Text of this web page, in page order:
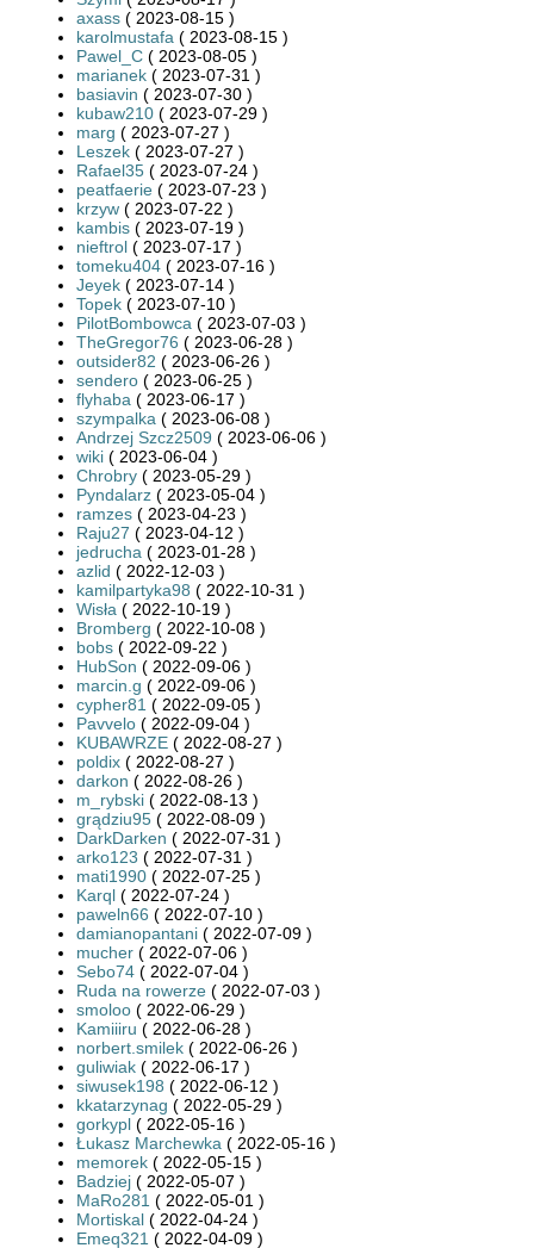
axass ( 2023-08-15 )
karolmustafa ( 2023-08-15 )
Pawel_C ( 2023-08-05 )
marianek ( 2023-07-31 )
basiavin ( 2023-07-30 )
kubaw210 ( 2023-07-29 )
marg ( 2023-07-27 )
Leszek ( 2023-07-27 )
Rafael35 ( 2023-07-24 )
peatfaerie ( 2023-07-23 )
krzyw ( 2023-07-22 )
kambis ( 2023-07-19 )
nieftrol ( 2023-07-17 )
tomeku404 ( 2023-07-16 )
Jeyek ( 2023-07-14 )
Topek ( 2023-07-10 )
PilotBombowca ( 2023-07-03 )
TheGregor76 ( 2023-06-28 )
outsider82 ( 2023-06-26 )
sendero ( 2023-06-25 )
flyhaba ( 2023-06-17 )
szympalka ( 2023-06-08 )
Andrzej Szcz2509 ( 2023-06-06 )
wiki ( 2023-06-04 )
Chrobry ( 2023-05-29 )
Pyndalarz ( 2023-05-04 )
ramzes ( 2023-04-23 )
Raju27 ( 2023-04-12 )
jedrucha ( 2023-01-28 )
azlid ( 2022-12-03 )
kamilpartyka98 ( 2022-10-31 )
Wisła ( 2022-10-19 )
Bromberg ( 2022-10-08 )
bobs ( 2022-09-22 )
HubSon ( 2022-09-06 )
marcin.g ( 2022-09-06 )
cypher81 ( 2022-09-05 )
Pavvelo ( 2022-09-04 )
KUBAWRZE ( 2022-08-27 )
poldix ( 2022-08-27 )
darkon ( 2022-08-26 )
m_rybski ( 2022-08-13 )
grądziu95 ( 2022-08-09 )
DarkDarken ( 2022-07-31 )
arko123 ( 2022-07-31 )
mati1990 ( 2022-07-25 )
Karql ( 2022-07-24 )
paweln66 ( 2022-07-10 )
damianopantani ( 2022-07-09 )
mucher ( 2022-07-06 )
Sebo74 ( 2022-07-04 )
Ruda na rowerze ( 2022-07-03 )
smoloo ( 2022-06-29 )
Kamiiiru ( 2022-06-28 )
norbert.smilek ( 2022-06-26 )
guliwiak ( 2022-06-17 )
siwusek198 ( 2022-06-12 )
kkatarzynag ( 2022-05-29 )
gorkypl ( 2022-05-16 )
Łukasz Marchewka ( 2022-05-16 )
memorek ( 2022-05-15 )
Badziej ( 2022-05-07 )
MaRo281 ( 2022-05-01 )
Mortiskal ( 2022-04-24 )
Emeq321 ( 2022-04-09 )